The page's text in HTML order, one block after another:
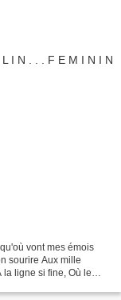
vont mes émois
sourire Aux mille
ligne si fine, Où le